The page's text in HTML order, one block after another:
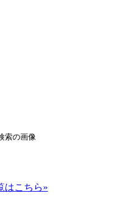
はこちら»